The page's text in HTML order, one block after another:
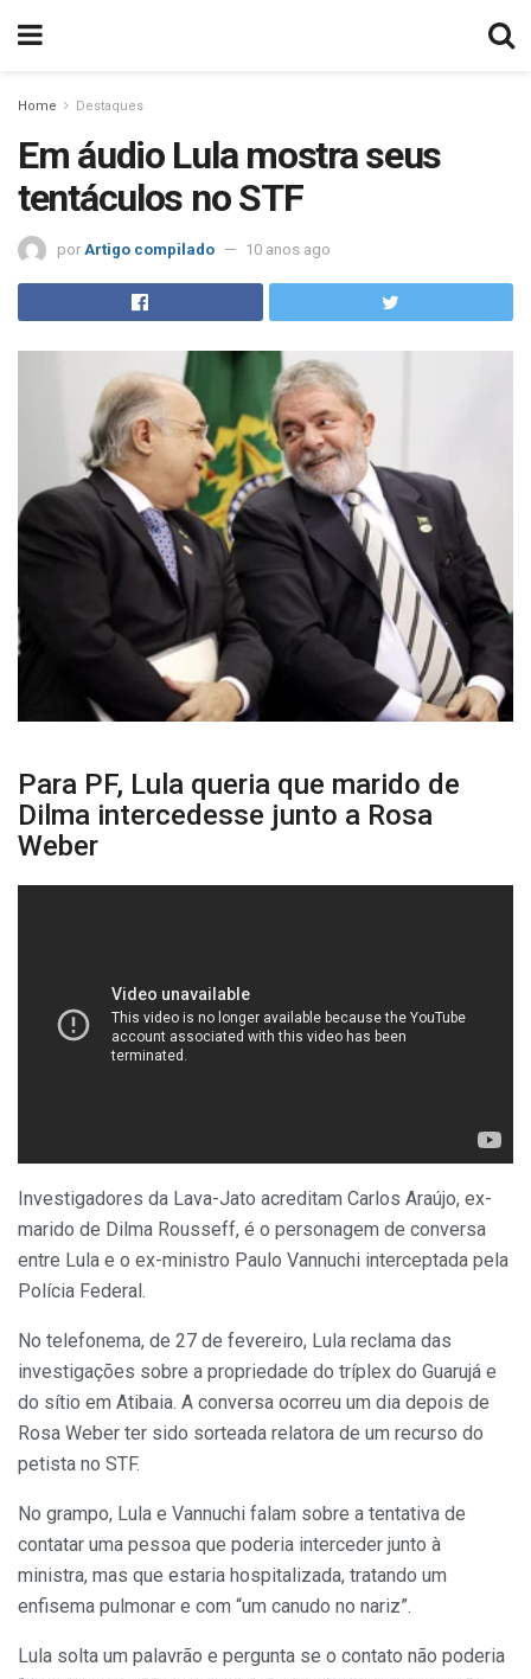
Home Destaques
Em áudio Lula mostra seus
tentáculos no STF
por Artigo compilado 10 anos ago
Para PF, Lula queria que marido de
Dilma intercedesse junto a Rosa
Weber
Investigadores da Lava-Jato acreditam Carlos Araújo, ex-
marido de Dilma Rousseff, é o personagem de conversa
entre Lula e o ex-ministro Paulo Vannuchi interceptada pela
Polícia Federal.
No telefonema, de 27 de fevereiro, Lula reclama das
investigações sobre a propriedade do tríplex do Guarujá e
do sítio em Atibaia. A conversa ocorreu um dia depois de
Rosa Weber ter sido sorteada relatora de um recurso do
petista no STF.
No grampo, Lula e Vannuchi falam sobre a tentativa de
contatar uma pessoa que poderia interceder junto à
ministra, mas que estaria hospitalizada, tratando um
enfisema pulmonar e com “um canudo no nariz”.
Lula solta um palavrão e pergunta se o contato não poderia